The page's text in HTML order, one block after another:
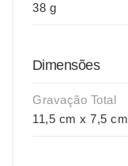
38 g
Dimensões
Gravação Total
11,5 cm x 7,5 cm